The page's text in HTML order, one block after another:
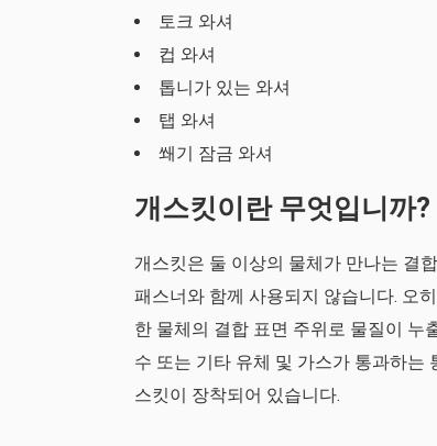
토크 와셔
컵 와셔
톱니가 있는 와셔
탭 와셔
쐐기 잠금 와셔
개스킷이란 무엇입니까?
개스킷은 둘 이상의 물체가 만나는 결
패스너와 함께 사용되지 않습니다. 오
한 물체의 결합 표면 주위로 물질이 누
수 또는 기타 유체 및 가스가 통과하는
스킷이 장착되어 있습니다.